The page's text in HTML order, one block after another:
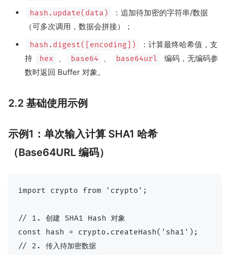
hash.update(data)
：追加待加密的字符串/数据
（可多次调用，数据会拼接）；
hash.digest([encoding])
：计算最终哈希值，支
持
hex 、 base64 、 base64url
编码，无编码参
数时返回 Buffer 对象。
2.2 基础使用示例
示例1：单次输入计算 SHA1 哈希
（Base64URL 编码）
import crypto from 'crypto';
// 1. 创建 SHA1 Hash 对象
const hash = crypto.createHash('sha1');
// 2. 传入待加密数据